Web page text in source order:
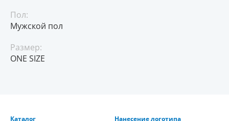
Пол:
Мужской пол
Размер:
ONE SIZE
Каталог Нанесение логотипа